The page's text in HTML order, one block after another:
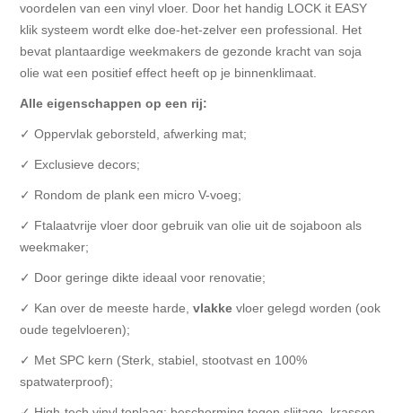
Toebehoren voor gevelbekleding
voordelen van een vinyl vloer. Door het handig LOCK it EASY
klik systeem wordt elke doe-het-zelver een professional. Het
bevat plantaardige weekmakers de gezonde kracht van soja
olie wat een positief effect heeft op je binnenklimaat.
Alle eigenschappen op een rij:
✓ Oppervlak geborsteld, afwerking mat;
✓ Exclusieve decors;
✓ Rondom de plank een micro V-voeg;
✓ Ftalaatvrije vloer door gebruik van olie uit de sojaboon als
weekmaker;
✓ Door geringe dikte ideaal voor renovatie;
✓ Kan over de meeste harde,vlakke vloer gelegd worden (ook
oude tegelvloeren);
✓ Met SPC kern (Sterk, stabiel, stootvast en 100%
spatwaterproof);